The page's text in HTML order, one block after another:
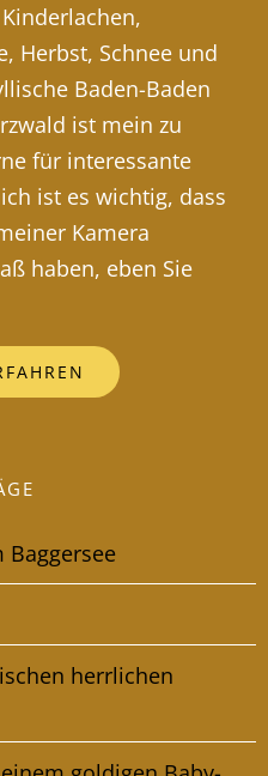
Herbst, Schnee und
Baden-Baden
ist mein zu
für interessante
ist es wichtig, dass
Kamera
haben, eben Sie
herrlichen